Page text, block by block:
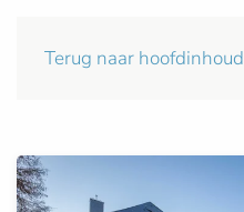
Terug naar hoofdinhoud